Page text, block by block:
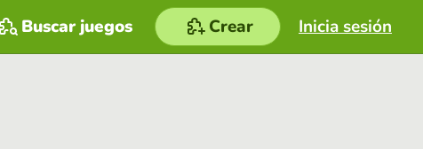
Inicia sesión
Buscar juegos Crear